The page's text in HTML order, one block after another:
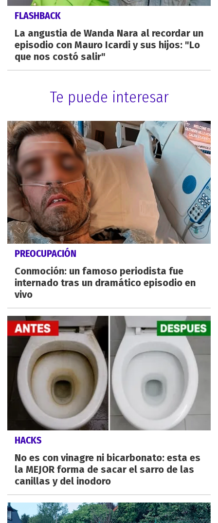
FLASHBACK
La angustia de Wanda Nara al recordar un
episodio con Mauro Icardi y sus hijos: "Lo
que nos costó salir"
Te puede interesar
PREOCUPACIÓN
Conmoción: un famoso periodista fue
internado tras un dramático episodio en
vivo
HACKS
No es con vinagre ni bicarbonato: esta es
la MEJOR forma de sacar el sarro de las
canillas y del inodoro